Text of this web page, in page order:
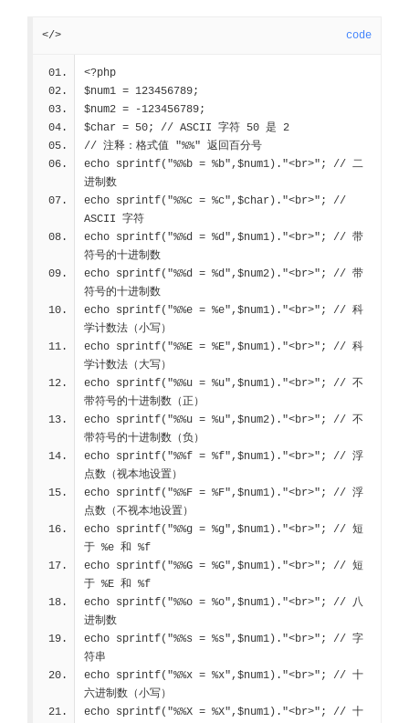
</> code
<?php
$num1 = 123456789;
$num2 = -123456789;
$char = 50; // ASCII 字符 50 是 2
// 注释：格式值 "%%" 返回百分号
echo sprintf("%%b = %b",$num1)."<br>"; // 二
进制数
echo sprintf("%%c = %c",$char)."<br>"; //
ASCII 字符
echo sprintf("%%d = %d",$num1)."<br>"; // 带
符号的十进制数
echo sprintf("%%d = %d",$num2)."<br>"; // 带
符号的十进制数
echo sprintf("%%e = %e",$num1)."<br>"; // 科
学计数法（小写）
echo sprintf("%%E = %E",$num1)."<br>"; // 科
学计数法（大写）
echo sprintf("%%u = %u",$num1)."<br>"; // 不
带符号的十进制数（正）
echo sprintf("%%u = %u",$num2)."<br>"; // 不
带符号的十进制数（负）
echo sprintf("%%f = %f",$num1)."<br>"; // 浮
点数（视本地设置）
echo sprintf("%%F = %F",$num1)."<br>"; // 浮
点数（不视本地设置）
echo sprintf("%%g = %g",$num1)."<br>"; // 短
于 %e 和 %f
echo sprintf("%%G = %G",$num1)."<br>"; // 短
于 %E 和 %f
echo sprintf("%%o = %o",$num1)."<br>"; // 八
进制数
echo sprintf("%%s = %s",$num1)."<br>"; // 字
符串
echo sprintf("%%x = %x",$num1)."<br>"; // 十
六进制数（小写）
echo sprintf("%%X = %X",$num1)."<br>"; // 十